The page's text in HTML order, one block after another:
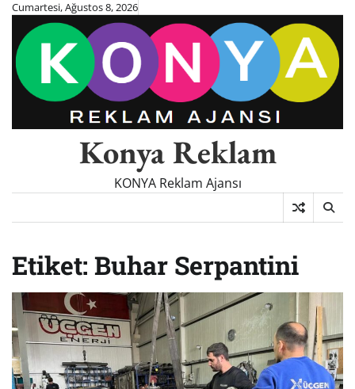
Skip
content
Cumartesi, Ağustos 8, 2026
Konya Reklam
KONYA Reklam Ajansı
Etiket: Buhar Serpantini